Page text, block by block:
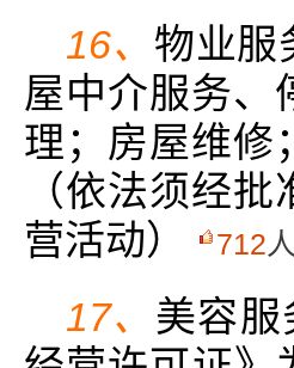
16、 物业服
屋中介服务、
理；房屋维修
（依法须经
营活动）
712
17、 美容